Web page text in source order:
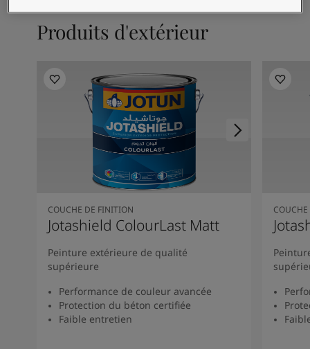
Our Services
Book a painter
Product documentation
Espaces Inspirés - la dernière palette de couleurs Jotun
Site Web d'entreprise
Revêtement performant
Produits d'extérieur
COUCHE DE FINITION
Jotashield ColourLast Matt
Peinture extérieure de qualité
supérieure
Performance de couleur avancée
Protection du béton certifiée
Faible entretien